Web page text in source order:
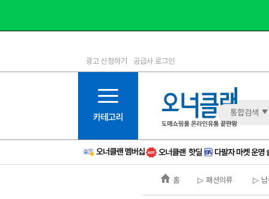
1등급
6등급
11등급
12등급
15등급
16등급
광고 신청하기 공급사 로그인
통합검색
홈 ▷ 패션의류 ▷ 남